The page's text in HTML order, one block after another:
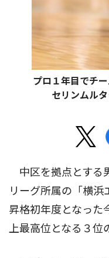
プロ１年目でチ
セリンムル
中区を拠点とする
リーグ所属の「横浜
昇格初年度となった
上最高位となる３位